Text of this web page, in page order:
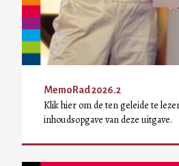
MemoRad 2026.2
Klik hier om de ten geleide te
inhoudsopgave van deze uitgave.